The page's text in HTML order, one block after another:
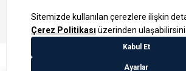
KVKK Veri İşleme Politikamız
Site Haritası